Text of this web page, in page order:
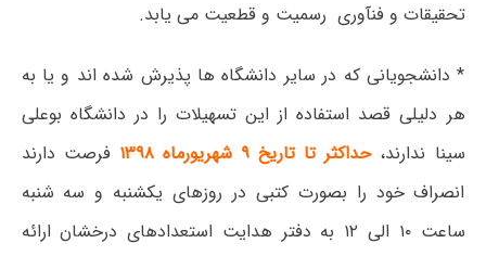
تحقیقات و فنآوری رسمیت و قطعیت می یابد.
* دانشجویانی که در سایر دانشگاه ها پذیرش شده اند و یا به
هر دلیلی قصد استفاده از این تسهیلات را در دانشگاه بوعلی
سینا ندارند،حداکثر تا تاریخ ۹ شهریورماه ۱۳۹۸
فرصت دارند
انصراف خود را بصورت کتبی در روزهای یکشنبه و سه شنبه
ساعت ۱۰ الی ۱۲ به دفتر هدایت استعدادهای درخشان ارائه